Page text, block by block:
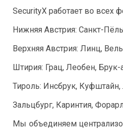
SecurityX работает во всех
Нижняя Австрия: Санкт-
Верхняя Австрия: Линц,
Штирия: Грац, Леобен,
Тироль: Инсбрук,
Зальцбург, Каринтия,
Мы объединяем